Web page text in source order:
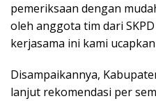
peme­riksaan dengan
oleh anggota tim dari
kerjasama ini kami
Disampaikannya,
lanjut rekomendasi per